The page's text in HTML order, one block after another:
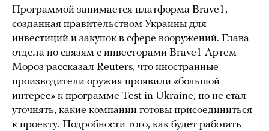
Программой занимается платформа Brave1,
созданная правительством Украины для
инвестиций и закупок в сфере вооружений. Глава
отдела по связям с инвесторами Brave1 Артем
Мороз рассказал Reuters, что иностранные
производители оружия проявили «большой
интерес» к программе Test in Ukraine, но не стал
уточнять, какие компании готовы присоединиться
к проекту. Подробности того, как будет работать